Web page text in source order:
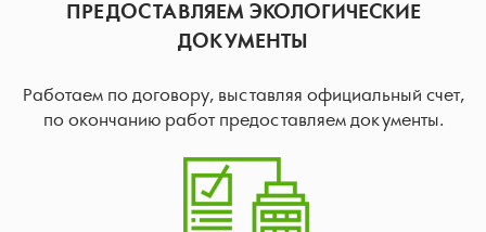
ПРЕДОСТАВЛЯЕМ ЭКОЛОГИЧЕСКИЕ
ДОКУМЕНТЫ
Работаем по договору, выставляя официальный счет,
по окончанию работ предоставляем документы.